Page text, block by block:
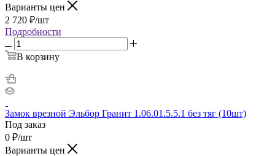
Варианты цен
2 720 ₽/шт
Подробности
В корзину
Замок врезной Эльбор Гранит 1.06.01.5.5.1 без тяг (10шт)
Под заказ
0 ₽/шт
Варианты цен